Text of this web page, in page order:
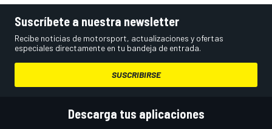
Suscríbete a nuestra newsletter
Recibe noticias de motorsport, actualizaciones y ofertas
especiales directamente en tu bandeja de entrada.
SUSCRIBIRSE
Descarga tus aplicaciones